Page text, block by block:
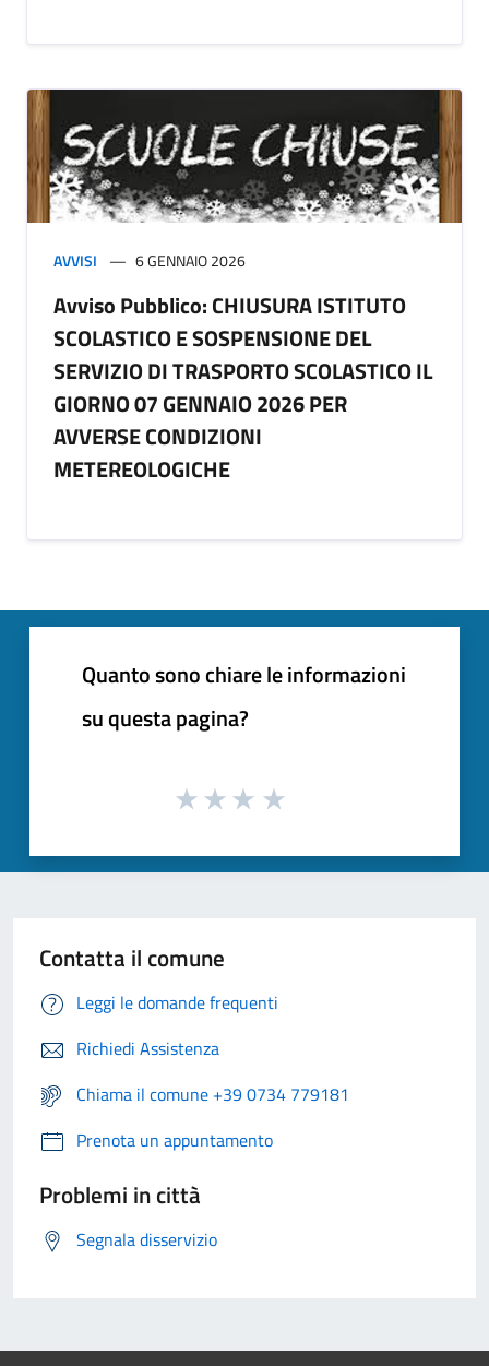
AVVISI 6 GENNAIO 2026
Avviso Pubblico: CHIUSURA ISTITUTO
SCOLASTICO E SOSPENSIONE DEL
SERVIZIO DI TRASPORTO SCOLASTICO IL
GIORNO 07 GENNAIO 2026 PER
AVVERSE CONDIZIONI
METEREOLOGICHE
Quanto sono chiare le informazioni
su questa pagina?
Contatta il comune
Leggi le domande frequenti
Richiedi Assistenza
Chiama il comune +39 0734 779181
Prenota un appuntamento
Problemi in città
Segnala disservizio